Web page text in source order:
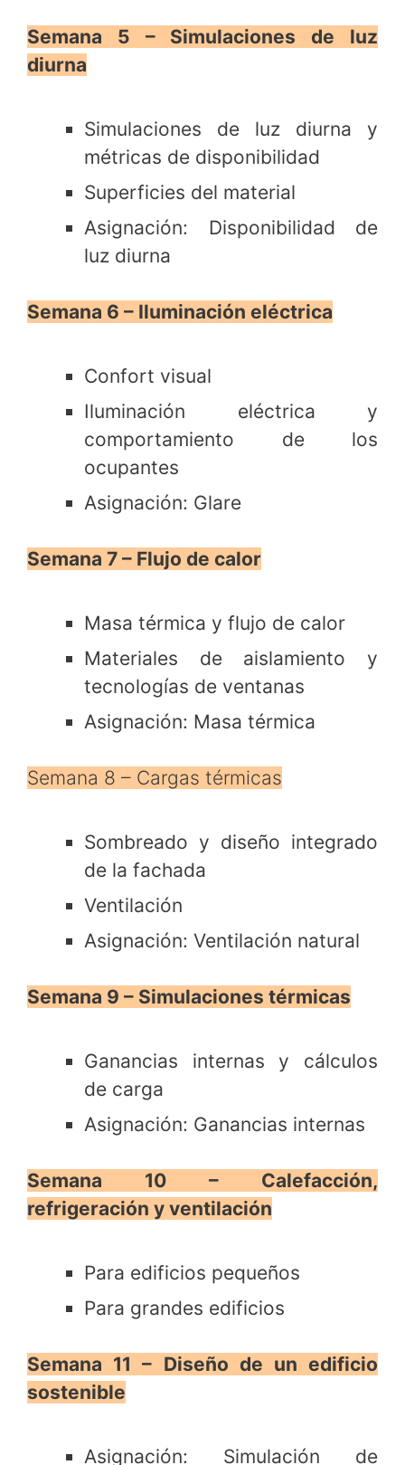
Semana 5 – Simulaciones de luz
diurna
Simulaciones de luz diurna y
métricas de disponibilidad
Superficies del material
Asignación: Disponibilidad de
luz diurna
Semana 6 – Iluminación eléctrica
Confort visual
Iluminación eléctrica y
comportamiento de los
ocupantes
Asignación: Glare
Semana 7 – Flujo de calor
Masa térmica y flujo de calor
Materiales de aislamiento y
tecnologías de ventanas
Asignación: Masa térmica
Semana 8 – Cargas térmicas
Sombreado y diseño integrado
de la fachada
Ventilación
Asignación: Ventilación natural
Semana 9 – Simulaciones térmicas
Ganancias internas y cálculos
de carga
Asignación: Ganancias internas
Semana 10 – Calefacción,
refrigeración y ventilación
Para edificios pequeños
Para grandes edificios
Semana 11 – Diseño de un edificio
sostenible
Asignación: Simulación de